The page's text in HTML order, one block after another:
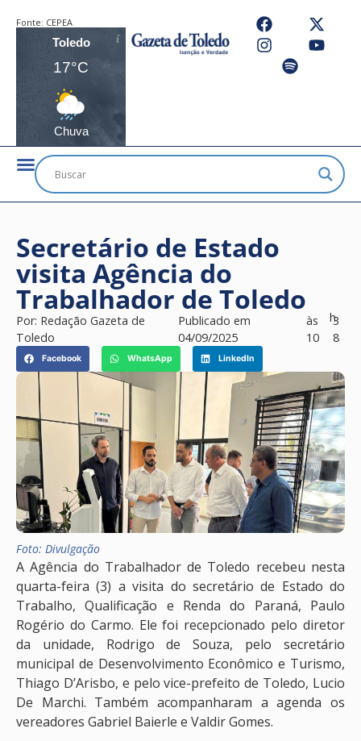
Fonte: CEPEA
Toledo
17°C
Chuva
Secretário de Estado
visita Agência do
Trabalhador de Toledo
Por: Redação Gazeta de
Toledo
Publicado em
04/09/2025
às
10
h3
8
Facebook WhatsApp LinkedIn
Foto: Divulgação
A Agência do Trabalhador de Toledo recebeu nesta
quarta-feira (3) a visita do secretário de Estado do
Trabalho, Qualificação e Renda do Paraná, Paulo
Rogério do Carmo. Ele foi recepcionado pelo diretor
da unidade, Rodrigo de Souza, pelo secretário
municipal de Desenvolvimento Econômico e Turismo,
Thiago D’Arisbo, e pelo vice-prefeito de Toledo, Lucio
De Marchi. Também acompanharam a agenda os
vereadores Gabriel Baierle e Valdir Gomes.